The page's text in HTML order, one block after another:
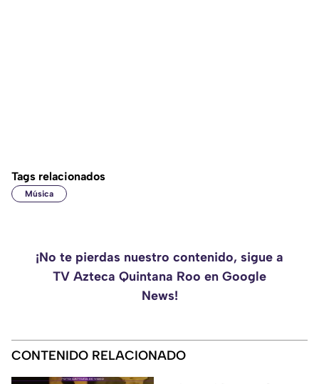
Tags relacionados
Música
¡No te pierdas nuestro contenido, sigue a
TV Azteca Quintana Roo en Google
News!
CONTENIDO RELACIONADO